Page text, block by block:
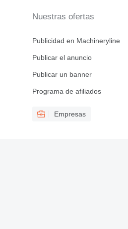
Nuestras ofertas
Publicidad en Machineryline
Publicar el anuncio
Publicar un banner
Programa de afiliados
Empresas